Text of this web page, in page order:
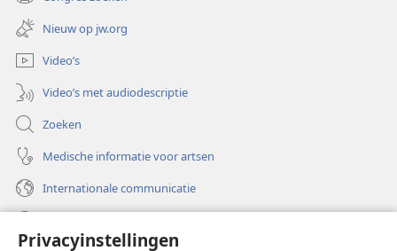
Privacyinstellingen
venster)
(opent
nieuw
venster)
Nieuw op jw.org
Video’s
Video’s met audiodescriptie
Zoeken
Medische informatie voor artsen
Internationale communicatie